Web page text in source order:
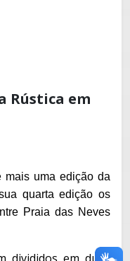
Rústica em
mais uma edição da
quarta edição os
Praia das Neves
divididos em duas